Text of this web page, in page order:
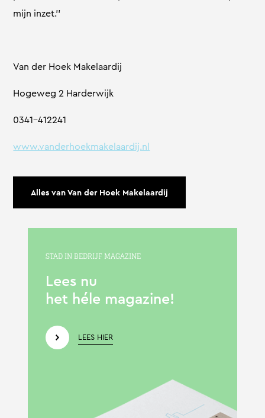
mijn inzet.’’
Van der Hoek Makelaardij
Hogeweg 2 Harderwijk
0341-412241
www.vanderhoekmakelaardij.nl
Alles van Van der Hoek Makelaardij
STAD IN BEDRIJF MAGAZINE
Lees nu
het héle magazine!
LEES HIER